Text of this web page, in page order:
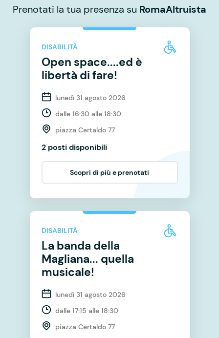
Prenotati la tua presenza su RomaAltruista
DISABILITÀ
Open space....ed è
libertà di fare!
lunedì 31 agosto 2026
dalle 16:30 alle 18:30
piazza Certaldo 77
2 posti disponibili
Scopri di più e prenotati
DISABILITÀ
La banda della
Magliana... quella
musicale!
lunedì 31 agosto 2026
dalle 17:15 alle 18:30
piazza Certaldo 77